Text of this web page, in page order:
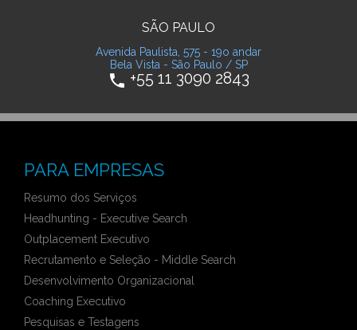
SÃO PAULO
Avenida Paulista, 575 - 19o andar
Bela Vista - São Paulo / SP
phone +55 11 3090 2843
PARA EMPRESAS
Resumo dos Serviços
Headhunting - Executive Search
Outplacement Executivo
Recrutamento e Seleção - Middle Search
Desenvolvimento Organizacional
Coaching Executivo
Pesquisas e Testagens